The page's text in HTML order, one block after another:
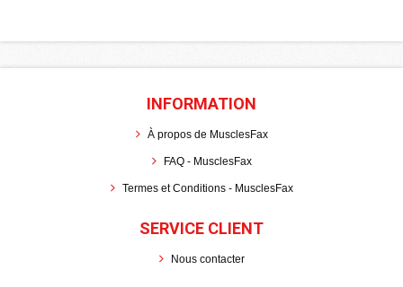
INFORMATION
À propos de MusclesFax
FAQ - MusclesFax
Termes et Conditions - MusclesFax
SERVICE CLIENT
Nous contacter